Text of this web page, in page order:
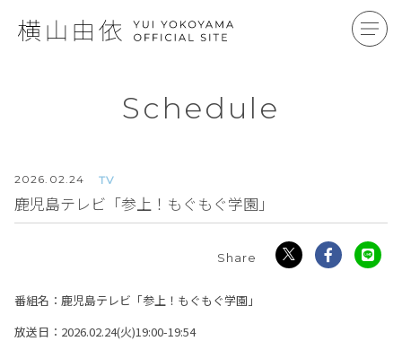
Schedule
2026. 02.24 TV
鹿児島テレビ「参上！もぐもぐ学園」
番組名：鹿児島テレビ「参上！もぐもぐ学園」
放送日：2026.02.24(火)19:00-19:54